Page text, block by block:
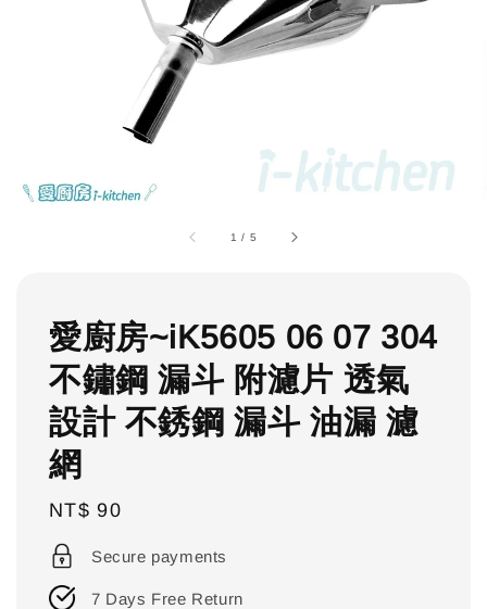
1 / 5
愛廚房~iK5605 06 07 304
不鏽鋼 漏斗 附濾片 透氣
設計 不銹鋼 漏斗 油漏 濾
網
Regular
price
NT$ 90
Secure payments
7 Days Free Return